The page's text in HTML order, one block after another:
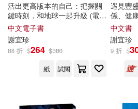
謝宜珍(6)
高津正照，陳美玲，謝美珍，黃
雪，施秀青(2)
施秀青(1) 李昌燮(1)
謝美珍(1)
活出更高版本的自己：把握關
鍵時刻，和地球一起升級 (電子
書)
中文電子書
謝宜珍
88 折 $264 $380
紙
試閱
遇見豐
係、健
出你本
中文書
謝宜珍
9 折 $